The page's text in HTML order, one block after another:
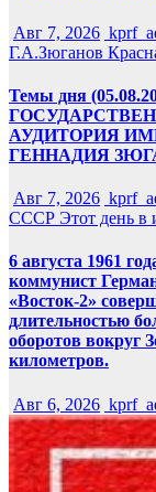
Авг 7, 2026
Г.А.Зюганов
Темы дня
АУДИТОРИЯ
ГЕННАДИЯ
Авг 7, 2026
СССР Этот день в
6 августа 1961
коммунист
«Восток-2»
длительностью
оборотов вокруг
километров.
Авг 6, 2026